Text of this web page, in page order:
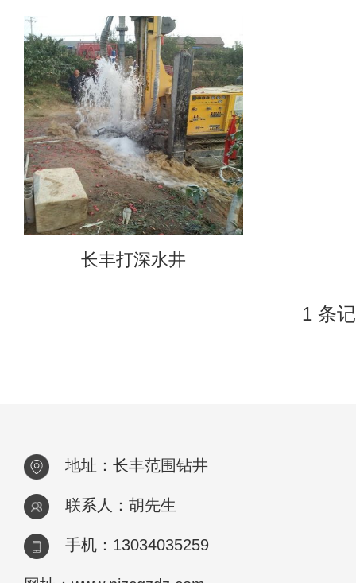
长丰打深水井
1 条
地址：长丰范围钻井
联系人：胡先生
手机：13034035259